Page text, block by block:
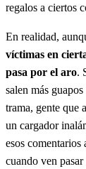
regalos a ciertos
En realidad,
víctimas en
pasa por el aro.
salen más
trama, gente que
un cargador
esos comentarios
cuando ven pasar